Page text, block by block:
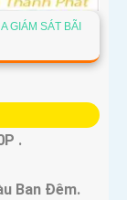
GIÁM SÁT BÃI
.
Ban Ðêm.